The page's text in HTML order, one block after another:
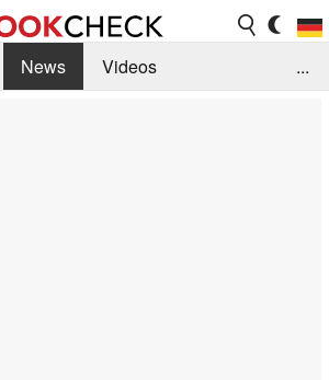
News
Videos
...